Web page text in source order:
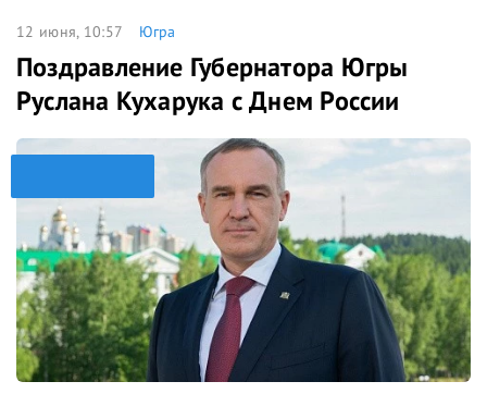
12 июня, 10:57 Югра
Поздравление Губернатора Югры
Руслана Кухарука с Днем России